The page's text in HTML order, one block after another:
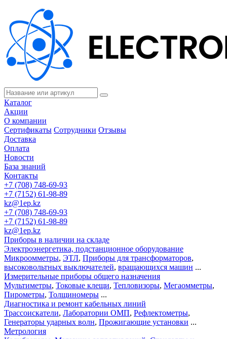
Каталог
Акции
О компании
Сертификаты Сотрудники Отзывы
Доставка
Оплата
Новости
База знаний
Контакты
+7 (708) 748-69-93
+7 (7152) 61-98-89
kz@1ep.kz
+7 (708) 748-69-93
+7 (7152) 61-98-89
kz@1ep.kz
Приборы в наличии на складе
Электроэнергетика, подстанционное оборудование
Микроомметры, ЭТЛ, Приборы для трансформаторов,
высоковольтных выключателей, вращающихся машин ...
Измерительные приборы общего назначения
Мультиметры, Токовые клещи, Тепловизоры, Мегаомметры,
Пирометры, Толщиномеры ...
Диагностика и ремонт кабельных линий
Трассоискатели, Лаборатории ОМП, Рефлектометры,
Генераторы ударных волн, Прожигающие установки ...
Метрология